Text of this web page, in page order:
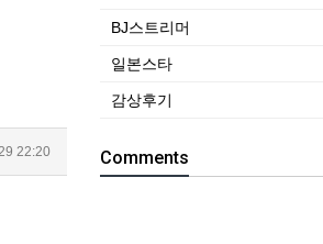
22:20
BJ스트리머
일본스타
감상후기
Comments